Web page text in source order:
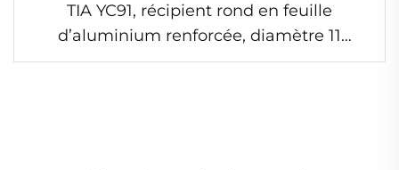
TIA YC91, récipient rond en feuille
d’aluminium renforcée, diamètre 11
pouces, plateau de stockage, récipient